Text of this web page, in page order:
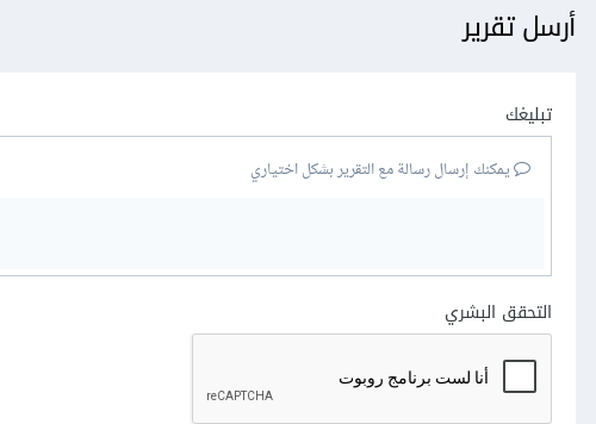
أرسل تقرير
تبليغك
يمكنك إرسال رسالة مع التقرير بشكل اختياري
التحقق البشري